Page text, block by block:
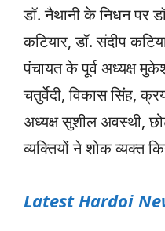
डॉ. नैथानी के निधन पर
कटियार, डॉ. संदीप
पंचायत के पूर्व अध्यक्ष
चतुर्वेदी, विकास सिंह,
अध्यक्ष सुशील अवस्थी,
व्यक्तियों ने शोक व्यक्त
Latest Hardoi